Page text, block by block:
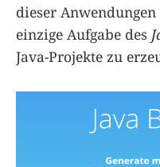
dieser
einzige Aufgabe des
Java-Projekte zu